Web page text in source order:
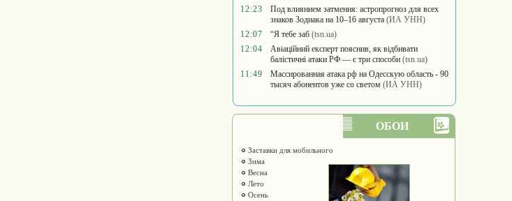
12:23
Под влиянием затмения: астропрогноз для всех
знаков Зодиака на 10–16 августа (ИА УНН)
12:07
“Я тебе заб (tsn.ua)
12:04
Авіаційний експерт пояснив, як відбивати
балістичні атаки РФ — є три способи (tsn.ua)
11:49
Массированная атака рф на Одесскую область - 90
тысяч абонентов уже со светом (ИА УНН)
ОБОИ
Заставки для мобильного
Зима
Весна
Лето
Осень